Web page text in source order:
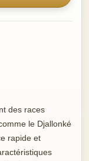
des races
le Djallonké
rapide et